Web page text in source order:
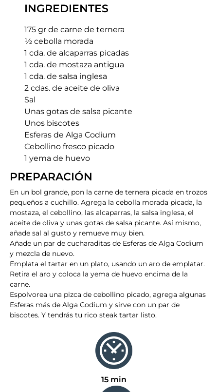
INGREDIENTES
175 gr de carne de ternera
½ cebolla morada
1 cda. de alcaparras picadas
1 cda. de mostaza antigua
1 cda. de salsa inglesa
2 cdas. de aceite de oliva
Sal
Unas gotas de salsa picante
Unos biscotes
Esferas de Alga Codium
Cebollino fresco picado
1 yema de huevo
PREPARACIÓN​
En un bol grande, pon la carne de ternera picada en trozos
pequeños a cuchillo. Agrega la cebolla morada picada, la
mostaza, el cebollino, las alcaparras, la salsa inglesa, el
aceite de oliva y unas gotas de salsa picante. Así mismo,
añade sal al gusto y remueve muy bien.
Añade un par de cucharaditas de Esferas de Alga Codium
y mezcla de nuevo.
Emplata el tartar en un plato, usando un aro de emplatar.
Retira el aro y coloca la yema de huevo encima de la
carne.
Espolvorea una pizca de cebollino picado, agrega algunas
Esferas más de Alga Codium y sirve con un par de
biscotes. Y tendrás tu rico steak tartar listo.
15 min